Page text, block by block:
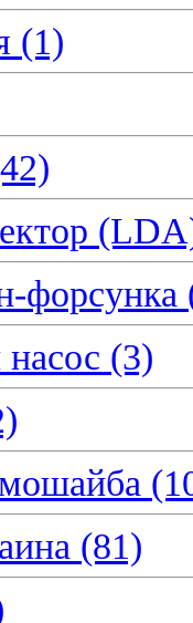
(1)
форсунка
(3)
(81)